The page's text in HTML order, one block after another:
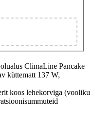
ClimaLine Pancake
küttematt 137 W,
koos lehekorviga (vooliku